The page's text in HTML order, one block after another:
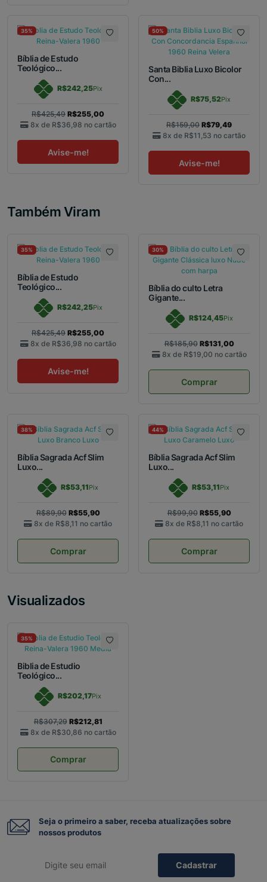
35%
Bíblia de Estudo
Teológico...
R$242,25Pix
R$425,49 R$255,00
8x de R$36,98 no cartão
Avise-me!
50%
Santa Biblia Luxo Bicolor
Con...
R$75,52Pix
R$159,00 R$79,49
8x de R$11,53 no cartão
Avise-me!
Também Viram
35%
Bíblia de Estudo
Teológico...
R$242,25Pix
R$425,49 R$255,00
8x de R$36,98 no cartão
Avise-me!
30%
Bíblia do culto Letra
Gigante...
R$124,45Pix
R$185,90 R$131,00
8x de R$19,00 no cartão
Comprar
38%
Bíblia Sagrada Acf Slim
Luxo...
R$53,11Pix
R$89,90 R$55,90
8x de R$8,11 no cartão
Comprar
44%
Bíblia Sagrada Acf Slim
Luxo...
R$53,11Pix
R$99,90 R$55,90
8x de R$8,11 no cartão
Comprar
Visualizados
35%
Biblia de Estudio
Teológico...
R$202,17Pix
R$307,29 R$212,81
8x de R$30,86 no cartão
Comprar
Seja o primeiro a saber, receba atualizações sobre
nossos produtos
Cadastrar